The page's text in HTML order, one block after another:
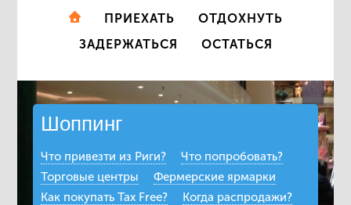
ПРИЕХАТЬ
ОТДОХНУТЬ
ЗАДЕРЖАТЬСЯ
ОСТАТЬСЯ
Шоппинг
Что привезти из Риги?
Что попробовать?
Торговые центры
Фермерские ярмарки
Как покупать Tax Free?
Когда распродажи?